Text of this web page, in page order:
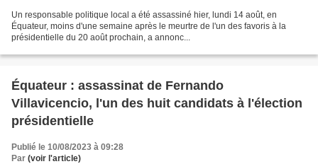
Un responsable politique local a été assassiné hier, lundi 14 août, en
Équateur, moins d'une semaine après le meurtre de l'un des favoris à la
présidentielle du 20 août prochain, a annonc...
Équateur : assassinat de Fernando
Villavicencio, l'un des huit candidats à l'élection
présidentielle
Publié le 10/08/2023 à 09:28
Par (voir l'article)